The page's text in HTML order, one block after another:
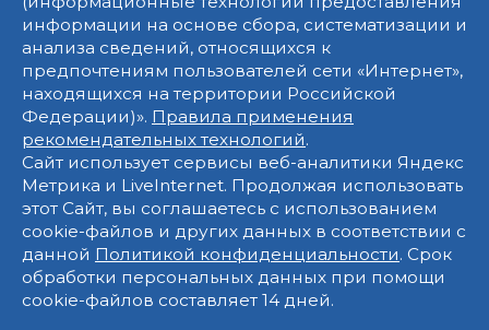
информации на основе сбора, систематизации и
анализа сведений, относящихся к
предпочтениям пользователей сети «Интернет»,
находящихся на территории Российской
Федерации)». Правила применения
рекомендательных технологий.
Сайт использует сервисы веб-аналитики Яндекс
Метрика и LiveInternet. Продолжая использовать
этот Сайт, вы соглашаетесь с использованием
cookie-файлов и других данных в соответствии с
данной Политикой конфиденциальности. Срок
обработки персональных данных при помощи
cookie-файлов составляет 14 дней.